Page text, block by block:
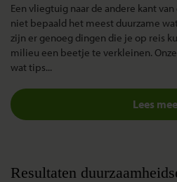
Een vliegtuig naar de andere kant
niet bepaald het meest duurzame
zijn er genoeg dingen die je op reis
milieu een beetje te verkleinen.
wat tips...
Lees
Resultaten